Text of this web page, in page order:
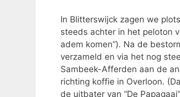
In Blitterswijck zagen we
steeds achter in het peloton
adem komen”). Na de
verzameld en via het nog
Sambeek-Afferden aan de
richting koffie in Overloon.
de uitbater van “De